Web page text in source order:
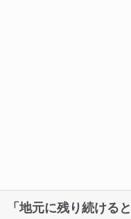
「地元に残り続ける